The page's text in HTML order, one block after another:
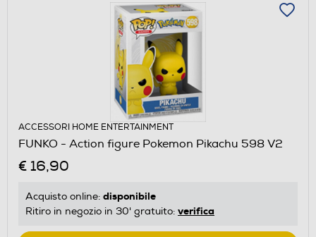
ACCESSORI HOME ENTERTAINMENT
FUNKO - Action figure Pokemon Pikachu 598 V2
€ 16,90
Acquisto online: disponibile
Ritiro in negozio in 30' gratuito: verifica